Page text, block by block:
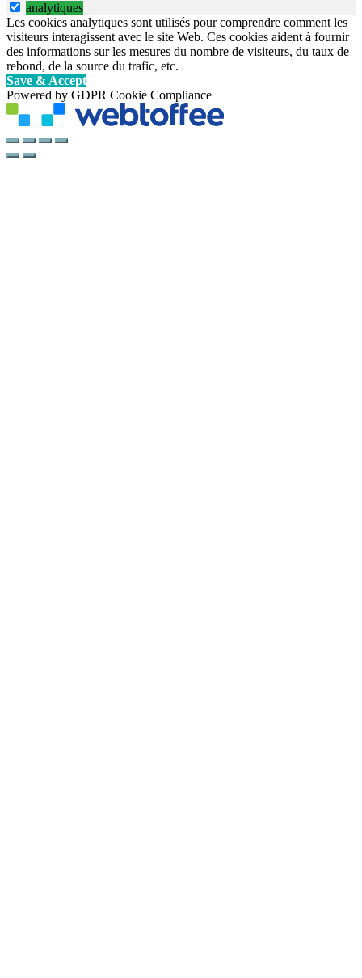
analytiques
Les cookies analytiques sont utilisés pour comprendre comment les
visiteurs interagissent avec le site Web. Ces cookies aident à fournir
des informations sur les mesures du nombre de visiteurs, du taux de
rebond, de la source du trafic, etc.
Save & Accept
Powered by GDPR Cookie Compliance